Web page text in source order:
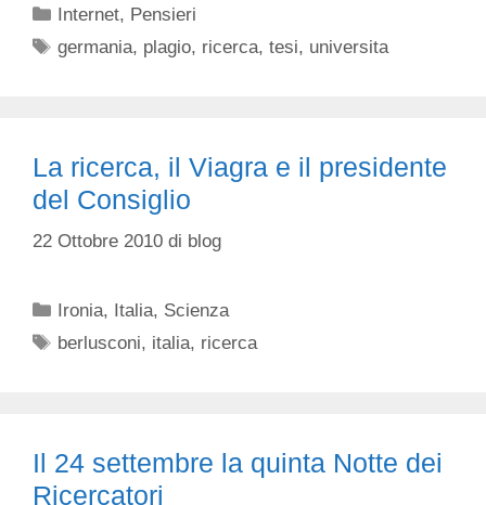
Categorie
Internet, Pensieri
Tag
germania, plagio, ricerca,tesi, universita
La ricerca, il Viagra e il presidente
del Consiglio
22 Ottobre 2010 di blog
Categorie
Ironia, Italia, Scienza
Tag
berlusconi, italia, ricerca
Il 24 settembre la quinta Notte dei
Ricercatori